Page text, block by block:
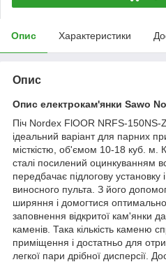
Опис Характеристики
Опис
Опис електрокам'янки Sawo
Піч Nordex FlOOR NRFS-150NS-
ідеальний варіант для парних
місткістю, об'ємом 10-18 куб. м.
сталі посилений оцинкуванням
передбачає підлогову
виносного пульта. З його
ширяння і домогтися
заповнення відкритої кам'янки
каменів. Така кількість каменю
приміщення і достатньо для
легкої пари дрібної дисперсії.